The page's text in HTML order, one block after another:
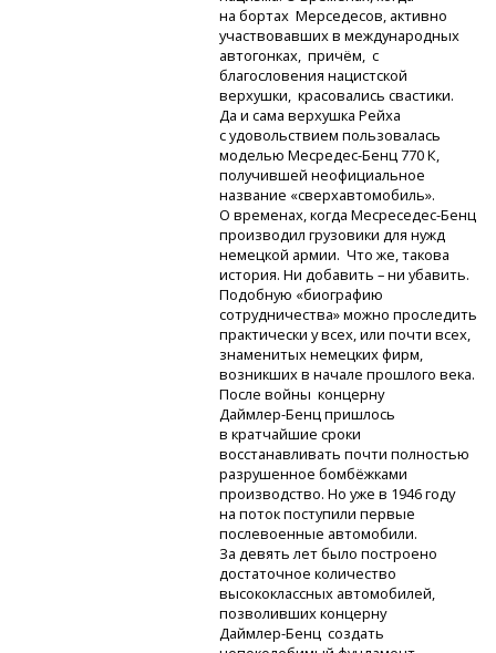
на бортах Мерседесов, активно
участвовавших в международных
автогонках, причём, с
благословения нацистской
верхушки, красовались свастики.
Да и сама верхушка Рейха
с удовольствием пользовалась
модельюМесредес-Бенц770 К,
получившей неофициальное
название «сверхавтомобиль».
О временах, когдаМесреседес-Бенц
производил грузовики для нужд
немецкой армии. Что же, такова
история. Ни добавить – ни убавить.
Подобную «биографию
сотрудничества» можно проследить
практически у всех, или почти всех,
знаменитых немецких фирм,
возникших в начале прошлого века.
После войны концерну
Даймлер-Бенцпришлось
в кратчайшие сроки
восстанавливать почти полностью
разрушенное бомбёжками
производство. Но уже в 1946 году
на поток поступили первые
послевоенные автомобили.
За девять лет было построено
достаточное количество
высококлассных автомобилей,
позволивших концерну
Даймлер-Бенц создать